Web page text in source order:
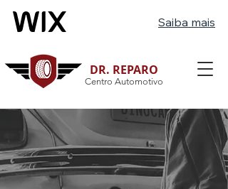
Saiba mais